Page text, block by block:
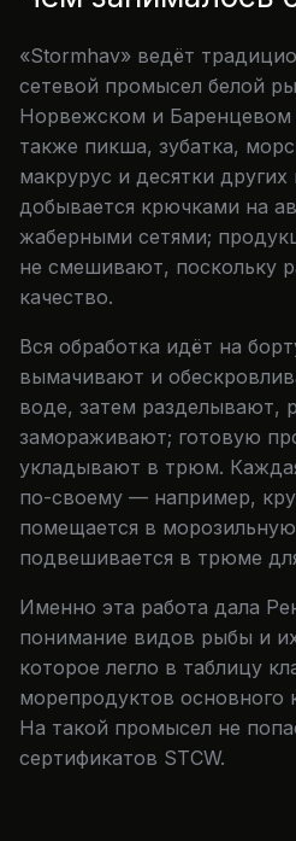
«Stormhav» ведёт
сетевой промысел белой
Норвежском и Баренцевом
также пикша, зубатка,
макрурус и десятки
добывается крючками на
жаберными сетями;
не смешивают, поскольку
качество.
Вся обработка идёт на
вымачивают и
воде, затем разделывают,
замораживают; готовую
укладывают в трюм.
по-своему — например,
помещается в
подвешивается в трюме
Именно эта работа дала
понимание видов рыбы и
которое легло в таблицу
морепродуктов основного
На такой промысел не
сертификатов STCW.